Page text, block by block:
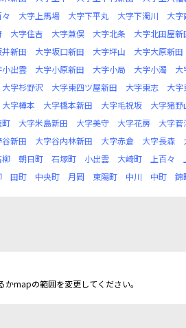
大字上馬場 大字下平丸 大字下濁川 大字
大字住吉 大字兼俣 大字北条 大字北田屋新
新田 大字坂口新田 大字坪山 大字大原新田
小出雲 大字小原新田 大字小局 大字小濁 大
大字杉野沢 大字東四ツ屋新田 大字東志 大字
大字樽本 大字橋本新田 大字毛祝坂 大字猪野
町 大字米島新田 大字美守 大字花房 大字菅
新田 大字谷内林新田 大字赤倉 大字長森
柳 朝日町 石塚町 小出雲 大崎町 上百々
田町 中央町 月岡 東陽町 中川 中町 錦
mapの範囲を変更してください。